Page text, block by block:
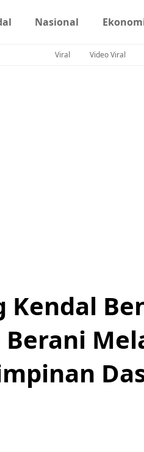
Nasional
Viral Video Viral
Kendal
Berani